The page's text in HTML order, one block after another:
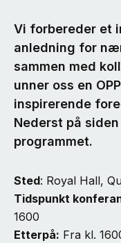
Vi forbereder et
anledning for
sammen med
unner oss en
inspirerende
Nederst på
programmet.
Sted: Royal Hall,
Tidspunkt
1600
Etterpå: Fra kl.